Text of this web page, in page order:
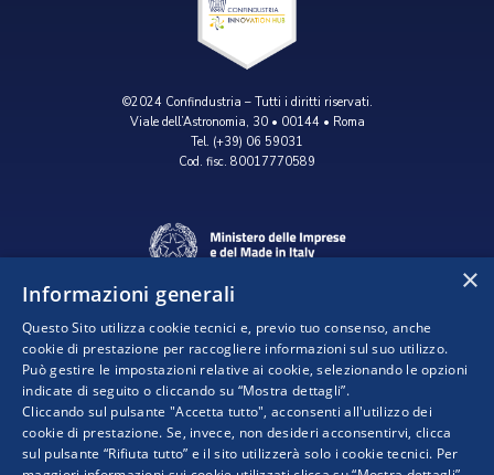
©2024 Confindustria – Tutti i diritti riservati.
Viale dell’Astronomia, 30 • 00144 • Roma
Tel. (+39) 06 59031
Cod. fisc. 80017770589
Progetto realizzato da:
×
Informazioni generali
Questo Sito utilizza cookie tecnici e, previo tuo consenso, anche
cookie di prestazione per raccogliere informazioni sul suo utilizzo.
Può gestire le impostazioni relative ai cookie, selezionando le opzioni
indicate di seguito o cliccando su “Mostra dettagli”.
Cliccando sul pulsante "Accetta tutto", acconsenti all'utilizzo dei
cookie di prestazione. Se, invece, non desideri acconsentirvi, clicca
sul pulsante “Rifiuta tutto” e il sito utilizzerà solo i cookie tecnici. Per